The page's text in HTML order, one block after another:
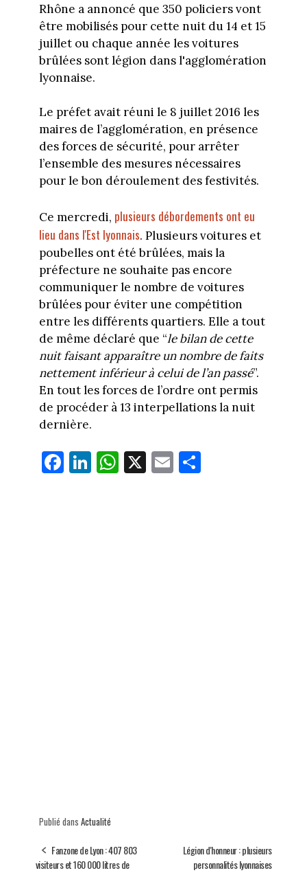
Rhône a annoncé que 350 policiers vont
être mobilisés pour cette nuit du 14 et 15
juillet ou chaque année les voitures
brûlées sont légion dans l'agglomération
lyonnaise.
Le préfet avait réuni le 8 juillet 2016 les
maires de l’agglomération, en présence
des forces de sécurité, pour arrêter
l’ensemble des mesures nécessaires
pour le bon déroulement des festivités.
Ce mercredi, plusieurs débordements ont eu
lieu dans l'Est lyonnais. Plusieurs voitures et
poubelles ont été brûlées, mais la
préfecture ne souhaite pas encore
communiquer le nombre de voitures
brûlées pour éviter une compétition
entre les différents quartiers. Elle a tout
de même déclaré que “le bilan de cette
nuit faisant apparaître un nombre de faits
nettement inférieur à celui de l’an passé”.
En tout les forces de l’ordre ont permis
de procéder à 13 interpellations la nuit
dernière.
Fa
ce
Li
nk
W
ha
X E
m
Pa
Publié dans Actualité
Fanzone de Lyon : 407 803
visiteurs et 160 000 litres de
Légion d'honneur : plusieurs
personnalités lyonnaises